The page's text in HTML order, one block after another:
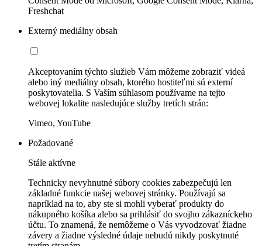
Freshchat
Externý mediálny obsah
Akceptovaním týchto služieb Vám môžeme zobraziť videá
alebo iný mediálny obsah, ktorého hostiteľmi sú externí
poskytovatelia. S Vaším súhlasom používame na tejto
webovej lokalite nasledujúce služby tretích strán:
Vimeo, YouTube
Požadované
Stále aktívne
Technicky nevyhnutné súbory cookies zabezpečujú len
základné funkcie našej webovej stránky. Používajú sa
napríklad na to, aby ste si mohli vyberať produkty do
nákupného košíka alebo sa prihlásiť do svojho zákazníckeho
účtu. To znamená, že nemôžeme o Vás vyvodzovať žiadne
závery a žiadne výsledné údaje nebudú nikdy poskytnuté